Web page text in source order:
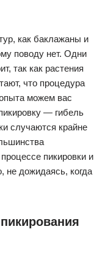
как баклажаны и
поводу нет. Одни
так как растения
что процедура
можем вас
— гибель
случаются крайне
пикировки и
не дожидаясь, когда